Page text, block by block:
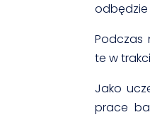
odbędzie
Podczas
te w
Jako
prace